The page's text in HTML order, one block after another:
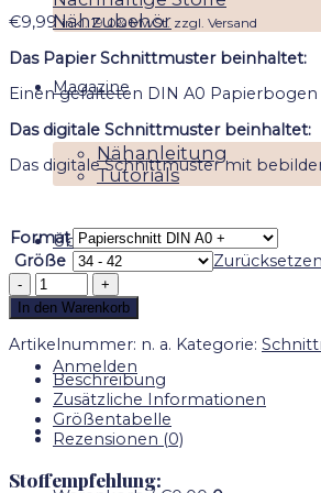
Nähzubehör
Magazine
Nähanleitung
Tutorials
Über AWAREDROBE
Anmelden
€9,99 inkl. 19.0% MwSt. zzgl. Versand
Das Papier Schnittmuster beinhaltet:
Einen gefalteten DIN A0
Das digitale Schnittmuster beinhaltet:
Das digitale Schnittmuster mit
Format
Größe
Zurücksetzen
Schnittmuster
Jogger
&
Anleitung
Menge
In den Warenkorb
Artikelnummer: n. a. Kategorie:
Beschreibung
Zusätzliche Informationen
Größentabelle
Rezensionen (0)
Stoffempfehlung: